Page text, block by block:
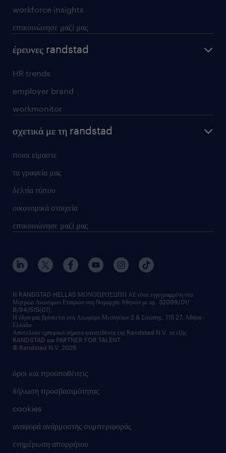
workforce insights
επικοινώνησε μαζί μας
έρευνες randstad
HR trends
employer brand
workmonitor
σχετικά με τη randstad
ποιοι είμαστε
τα γραφεία μας
δελτία τύπου
οικονομικά στοιχεία
επικοινώνησε μαζί μας
όροι και προϋποθέσεις
δήλωση προσβασιμότητας
cookies
αναφορά ανάρμοστης συμπεριφοράς
ενημέρωση απορρήτου
Η RANDSTAD HELLAS ΜΟΝΟΠΡΟΣΩΠΗ ΑΕ είναι εγγεγραμμένη στο
Μητρώο Ανωνύμων Εταιριών στη Νομαρχία Αθηνών με αρ. 32099/01/
Β/94/515(07).
Η έδρα μας βρίσκεται στη Λεωφόρο Μεσογείων 2 & Σινώπης, 115 27, Αθήνα -
Ελλάδα.
Αποτελούν εμπορικά σήματα κατατεθέντα της Randstad N.V. τα εξής:
RANDSTAD και PARTNER FOR TALENT.
© Randstad N.V. 2026